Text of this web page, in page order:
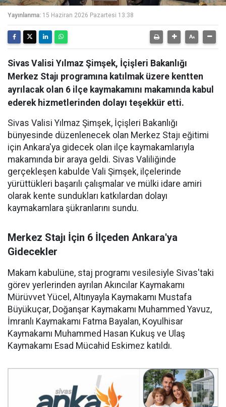
Yayınlanma: 15 Haziran 2026 Pazartesi 13:38
Sivas Valisi Yılmaz Şimşek, İçişleri Bakanlığı
Merkez Stajı programına katılmak üzere kentten
ayrılacak olan 6 ilçe kaymakamını makamında kabul
ederek hizmetlerinden dolayı teşekkür etti.
Sivas Valisi Yılmaz Şimşek, İçişleri Bakanlığı
bünyesinde düzenlenecek olan Merkez Stajı eğitimi
için Ankara'ya gidecek olan ilçe kaymakamlarıyla
makamında bir araya geldi. Sivas Valiliğinde
gerçekleşen kabulde Vali Şimşek, ilçelerinde
yürüttükleri başarılı çalışmalar ve mülki idare amiri
olarak kente sundukları katkılardan dolayı
kaymakamlara şükranlarını sundu.
Merkez Stajı İçin 6 İlçeden Ankara'ya
Gidecekler
Makam kabulüne, staj programı vesilesiyle Sivas'taki
görev yerlerinden ayrılan Akıncılar Kaymakamı
Mürüvvet Yücel, Altınyayla Kaymakamı Mustafa
Büyükuçar, Doğanşar Kaymakamı Muhammed Yavuz,
İmranlı Kaymakamı Fatma Bayalan, Koyulhisar
Kaymakamı Muhammed Hasan Kukuş ve Ulaş
Kaymakamı Esad Mücahid Eskimez katıldı.